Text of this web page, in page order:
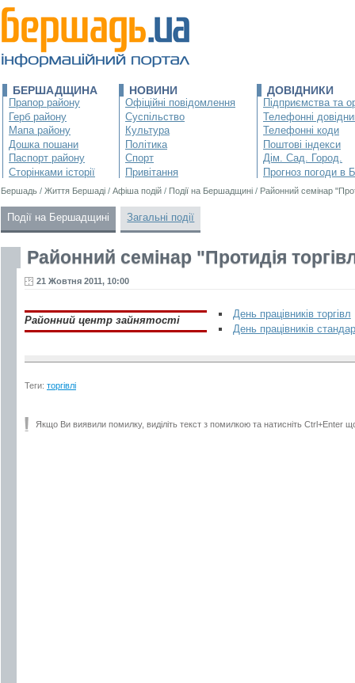
БЕРШАДЩИНА
Прапор району
Герб району
Мапа району
Дошка пошани
Паспорт району
Сторінками історії
НОВИНИ
Офіційні повідомлення
Суспільство
Культура
Політика
Спорт
Привітання
ДОВІДНИКИ
Підприємства та
Телефонні
Телефонні коди
Поштові індекси
Дім. Сад. Город.
Прогноз погоди в
Бершадь / Життя Бершаді / Афіша подій / Події на Бершадщині / Районний семінар
Події на Бершадщині Загальні події
Районний семінар "Протидія
21 Жовтня 2011, 10:00
Районний центр зайнятості
День працівників торгівл
День працівників
Теги: торгівлі
Якщо Ви виявили помилку, виділіть текст з помилкою та натисніть Ctrl+Enter